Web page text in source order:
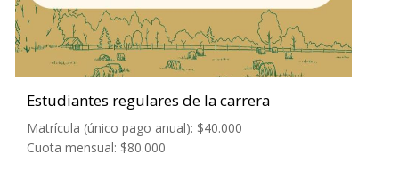
Estudiantes regulares de la carrera
Matrícula (único pago anual): $40.000
Cuota mensual: $80.000